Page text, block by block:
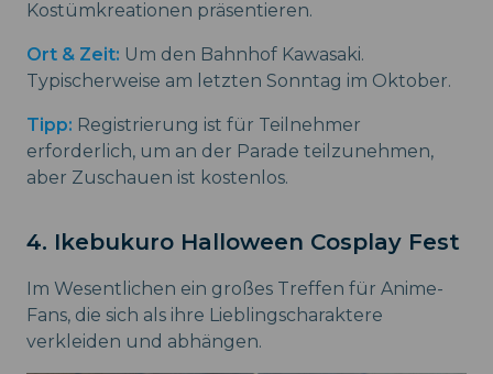
Kostümkreationen präsentieren.
Ort & Zeit: Um den Bahnhof Kawasaki.
Typischerweise am letzten Sonntag im Oktober.
Tipp: Registrierung ist für Teilnehmer
erforderlich, um an der Parade teilzunehmen,
aber Zuschauen ist kostenlos.
4. Ikebukuro Halloween Cosplay Fest
Im Wesentlichen ein großes Treffen für Anime-
Fans, die sich als ihre Lieblingscharaktere
verkleiden und abhängen.